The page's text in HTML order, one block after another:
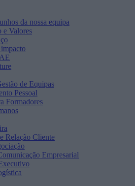
da nossa equipa
e Valores
de Equipas
Pessoal
Formadores
Relação Cliente
Empresarial